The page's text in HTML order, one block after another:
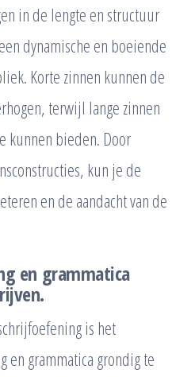
in de lengte en structuur
dynamische en boeiende
Korte zinnen kunnen de
terwijl lange zinnen
kunnen bieden. Door
kun je de
en de aandacht van de
en grammatica
is het
en grammatica grondig te